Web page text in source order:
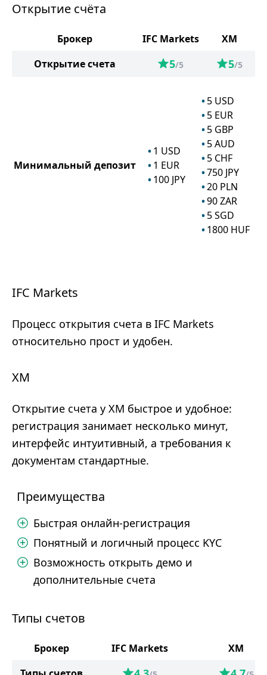
Открытие счёта
Брокер IFC Markets
XM
Открытие счета
5/5 5/5
Минимальный депозит
1 USD
1 EUR
100 JPY
5 USD
5 EUR
5 GBP
5AUD
5 CHF
750 JPY
20 PLN
90ZAR
5SGD
1800 HUF
IFC Markets
Процесс открытия счета в IFC Markets
относительно прост и удобен.
XM
Открытие счета у XM быстрое и удобное:
регистрация занимает несколько минут,
интерфейс интуитивный, а требования к
документам стандартные.
Преимущества
Быстрая онлайн-регистрация
Понятный и логичный процесс KYC
Возможность открыть демо и
дополнительные счета
Типы счетов
Брокер IFC Markets
XM